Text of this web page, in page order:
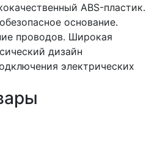
ABS-пластик.
основание.
проводов. Широкая
дизайн
электрических